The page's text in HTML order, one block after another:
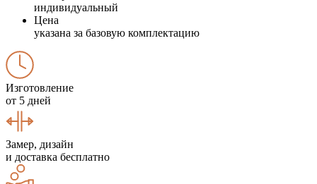
индивидуальный
Цена
указана за базовую комплектацию
Изготовление
от 5 дней
Замер, дизайн
и доставка бесплатно